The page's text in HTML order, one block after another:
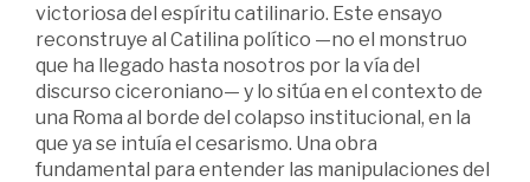
victoriosa del espíritu catilinario. Este ensayo
reconstruye al Catilina político —no el monstruo
que ha llegado hasta nosotros por la vía del
discurso ciceroniano— y lo sitúa en el contexto de
una Roma al borde del colapso institucional, en la
que ya se intuía el cesarismo. Una obra
fundamental para entender las manipulaciones del